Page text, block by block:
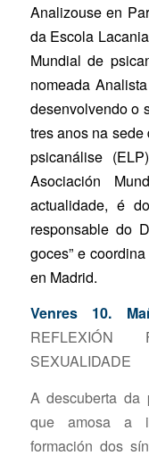
Analizouse en
da Escola
Mundial de
nomeada
desenvolvendo o
tres anos na
psicanálise
Asociación
actualidade, é
responsable do
goces” e
en Madrid.
Venres 10.
REFLEXIÓN
SEXUALIDADE
A descuberta da
que amosa a
formación dos